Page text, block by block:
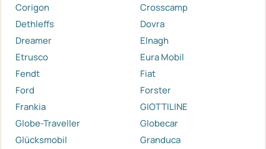
Corigon
Crosscamp
Dethleffs
Dovra
Dreamer
Elnagh
Etrusco
Eura Mobil
Fendt
Fiat
Ford
Forster
Frankia
GIOTTILINE
Globe-Traveller
Globecar
Glücksmobil
Granduca